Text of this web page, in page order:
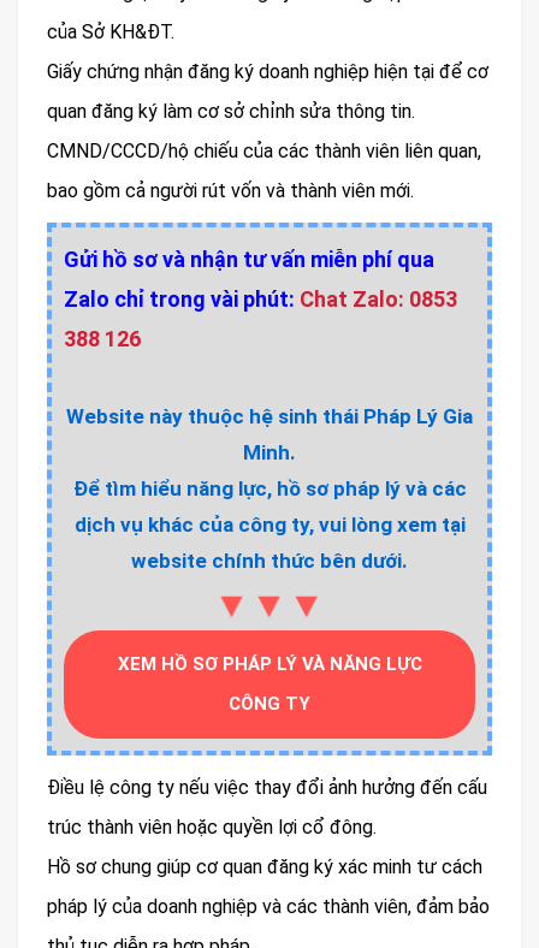
của Sở KH&ĐT.
Giấy chứng nhận đăng ký doanh nghiệp hiện tại để cơ
quan đăng ký làm cơ sở chỉnh sửa thông tin.
CMND/CCCD/hộ chiếu của các thành viên liên quan,
bao gồm cả người rút vốn và thành viên mới.
Gửi hồ sơ và nhận tư vấn miễn phí qua
Zalo chỉ trong vài phút: Chat Zalo: 0853
388 126
Website này thuộc hệ sinh thái Pháp Lý Gia
Minh.
Để tìm hiểu năng lực, hồ sơ pháp lý và các
dịch vụ khác của công ty, vui lòng xem tại
website chính thức bên dưới.
▼▼▼
XEM HỒ SƠ PHÁP LÝ VÀ NĂNG LỰC
CÔNG TY
Điều lệ công ty nếu việc thay đổi ảnh hưởng đến cấu
trúc thành viên hoặc quyền lợi cổ đông.
Hồ sơ chung giúp cơ quan đăng ký xác minh tư cách
pháp lý của doanh nghiệp và các thành viên, đảm bảo